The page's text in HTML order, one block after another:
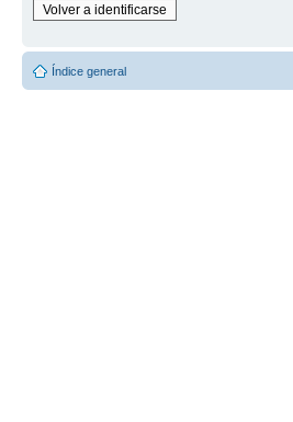
Volver a identificarse
Índice general